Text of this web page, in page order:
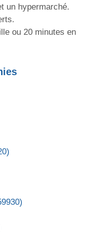
un hypermarché.
ou 20 minutes en